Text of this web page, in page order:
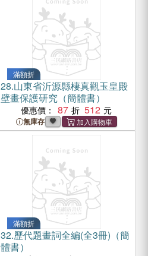
滿額折
28.山東省沂源縣棲真觀玉皇殿
壁畫保護研究（簡體書）
優惠價： 87 512
無庫存
滿額折
32.歷代題畫詞全編(全3冊)（簡
體書）